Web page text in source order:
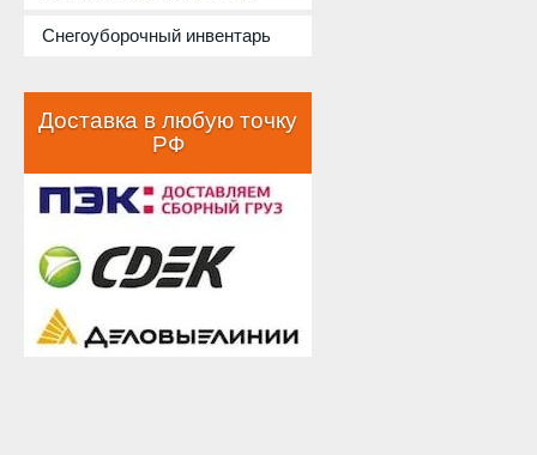
Снегоуборочный инвентарь
Доставка в любую точку
РФ